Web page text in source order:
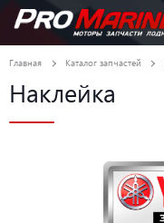
Главная Каталог запчастей
Наклейка